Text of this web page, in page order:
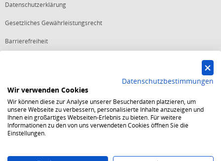
Datenschutzerklärung
Gesetzliches Gewährleistungsrecht
Barrierefreiheit
Starker Service
Shops mit dem Excellent Shop Award stehen seit mehr als 5,
10, 15 oder 20 Jahren für ein sicheres und angenehmes
Einkaufserlebnis.
Echte Verlässlichkeit
Datenschutzbestimmungen
Wir verwenden Cookies
Wir können diese zur Analyse unserer Besucherdaten platzieren, um
unsere Webseite zu verbessern, personalisierte Inhalte anzuzeigen und
Ihnen ein großartiges Webseiten-Erlebnis zu bieten. Für weitere
Informationen zu den von uns verwendeten Cookies öffnen Sie die
Einstellungen.